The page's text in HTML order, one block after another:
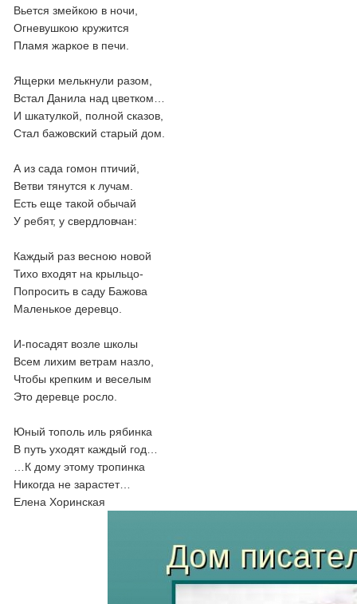
Вьется змейкою в ночи,
Огневушкою кружится
Пламя жаркое в печи.
Ящерки мелькнули разом,
Встал Данила над цветком…
И шкатулкой, полной сказов,
Стал бажовский старый дом.
А из сада гомон птичий,
Ветви тянутся к лучам.
Есть еще такой обычай
У ребят, у свердловчан:
Каждый раз весною новой
Тихо входят на крыльцо-
Попросить в саду Бажова
Маленькое деревцо.
И-посадят возле школы
Всем лихим ветрам назло,
Чтобы крепким и веселым
Это деревце росло.
Юный тополь иль рябинка
В путь уходят каждый год…
…К дому этому тропинка
Никогда не зарастет…
Елена Хоринская